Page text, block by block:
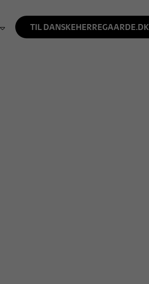
TIL DANSKEHERREGAARDE.DK